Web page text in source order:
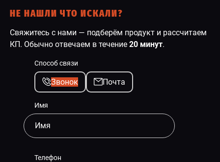
НЕ НАШЛИ ЧТО ИСКАЛИ?
Свяжитесь с нами — подберём продукт и рассчитаем
КП. Обычно отвечаем в течение 20 минут.
Способ связи
Звонок Почта
Имя
Телефон